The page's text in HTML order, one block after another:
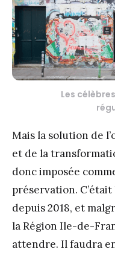
Les
Mais la solution de
et de la
donc imposée
préservation.
depuis 2018, et
la Région Ile-de-
attendre. Il faudra